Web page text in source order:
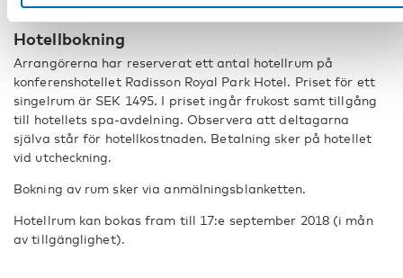
Hotellbokning
Arrangörerna har reserverat ett antal hotellrum på
konferenshotellet Radisson Royal Park Hotel. Priset för ett
singelrum är SEK 1495. I priset ingår frukost samt tillgång
till hotellets spa-avdelning. Observera att deltagarna
själva står för hotellkostnaden. Betalning sker på hotellet
vid utcheckning.
Bokning av rum sker via anmälningsblanketten.
Hotellrum kan bokas fram till 17:e september 2018 (i mån
av tillgänglighet).